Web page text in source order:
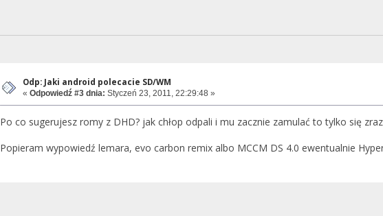
Odp: Jaki android polecacie SD/WM
« Odpowiedź #3 dnia: Styczeń 23, 2011, 22:29:48 »
Po co sugerujesz romy z DHD? jak chłop odpali i mu zacznie zamulać to tylko się
Popieram wypowiedź lemara, evo carbon remix albo MCCM DS 4.0 ewentualnie